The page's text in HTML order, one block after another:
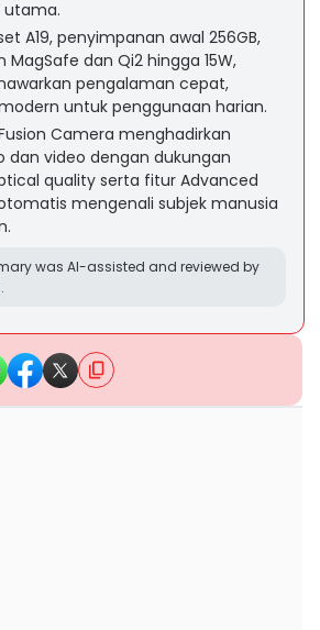
utama.
A19, penyimpanan awal 256GB,
dan Qi2 hingga 15W,
pengalaman cepat,
untuk penggunaan harian.
Camera menghadirkan
dan video dengan dukungan
quality serta fitur Advanced
mengenali subjek manusia
was AI-assisted and reviewed by